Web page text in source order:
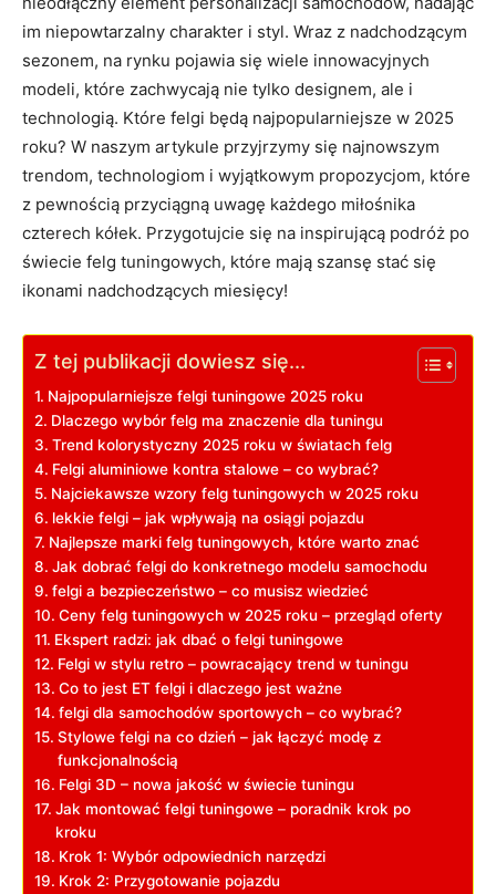
im niepowtarzalny charakter i styl. Wraz z nadchodzącym
sezonem, na rynku pojawia się wiele innowacyjnych
modeli, które zachwycają nie tylko designem, ale i
technologią. Które felgi będą najpopularniejsze w 2025
roku? W naszym artykule przyjrzymy się najnowszym
trendom, technologiom i wyjątkowym propozycjom, które
z pewnością przyciągną uwagę każdego miłośnika
czterech kółek. Przygotujcie się na inspirującą podróż po
świecie felg tuningowych, które mają szansę stać się
ikonami nadchodzących miesięcy!
Z tej publikacji dowiesz się...
Najpopularniejsze felgi tuningowe 2025 roku
Dlaczego wybór felg ma znaczenie dla tuningu
Trend kolorystyczny 2025 roku w światach felg
Felgi aluminiowe kontra stalowe – co wybrać?
Najciekawsze wzory felg tuningowych w 2025 roku
lekkie felgi – jak wpływają na osiągi pojazdu
Najlepsze marki felg tuningowych, które warto znać
Jak dobrać felgi do konkretnego modelu samochodu
felgi a bezpieczeństwo – co musisz wiedzieć
Ceny felg tuningowych w 2025 roku – przegląd oferty
Ekspert radzi: jak dbać o felgi tuningowe
Felgi w stylu retro – powracający trend w tuningu
Co to jest ET felgi i dlaczego jest ważne
felgi dla samochodów sportowych – co wybrać?
Stylowe felgi na co dzień – jak łączyć modę z
funkcjonalnością
Felgi 3D – nowa jakość w świecie tuningu
Jak montować felgi tuningowe – poradnik krok po
kroku
Krok 1: Wybór odpowiednich narzędzi
Krok 2: Przygotowanie pojazdu